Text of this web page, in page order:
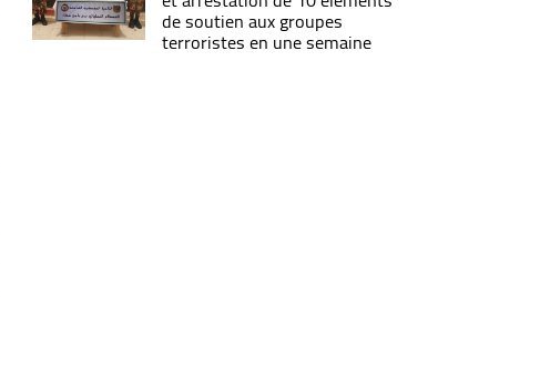
de soutien aux groupes
terroristes en une semaine